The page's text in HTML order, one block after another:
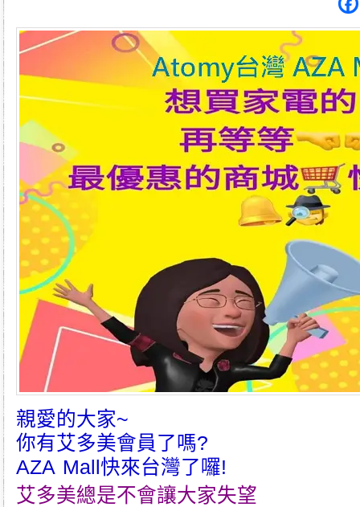
親愛的大家~
你有艾多美會員了嗎?
AZA Mall快來台灣了囉!
艾多美總是不會讓大家失望